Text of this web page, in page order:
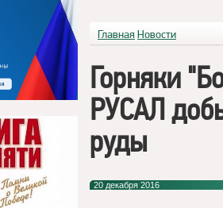
Главная Новости
Горняки
РУСАЛ
руды
20 декабря 2016